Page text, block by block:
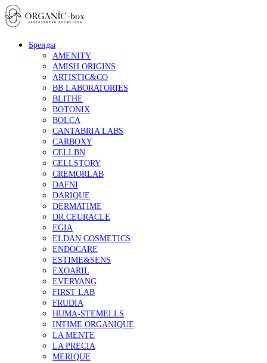
Бренды
AMENITY
AMISH ORIGINS
ARTISTIC&CO
BB LABORATORIES
BLITHE
BOTONIX
BOLCA
CANTABRIA LABS
CARBOXY
CELLBN
CELLSTORY
CREMORLAB
DAFNI
DARIQUE
DERMATIME
DR.CEURACLE
EGIA
ELDAN COSMETICS
ENDOCARE
ESTIME&SENS
EXOARIL
EVERYANG
FIRST LAB
FRUDIA
HUMA-STEMELLS
INTIME ORGANIQUE
LA MENTE
LA PRECIA
MERIQUE